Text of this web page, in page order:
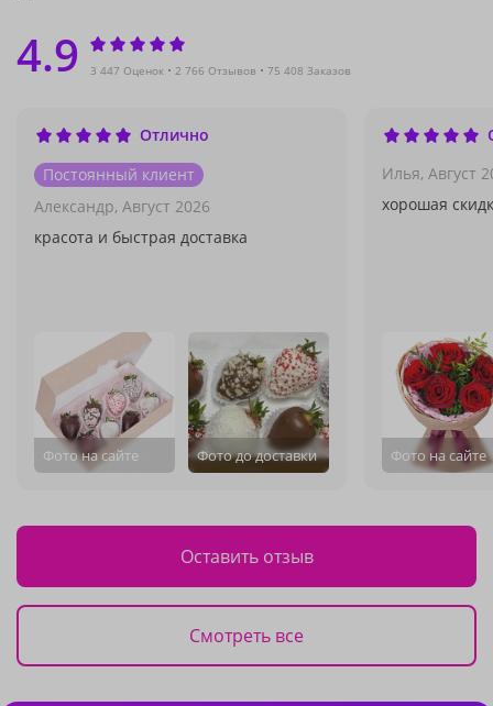
4.9 3 447 Оценок 2 766 Отзывов 75 408 Заказов
Отлично
Постоянный клиент
Александр, Август 2026
красота и быстрая доставка
Фото на сайте Фото до доставки
Илья, Август
хорошая
Фото на сайте
Оставить отзыв
Смотреть все